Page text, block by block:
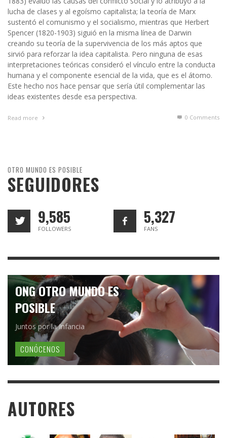
lucha de clases y al egoísmo capitalista; la teoría de Marx
sustentó el comunismo y el socialismo, mientras que Herbert
Spencer (1820-1903) siguió en la misma línea de Darwin
creando su teoría de la supervivencia de los más aptos que
sirvió para reforzar la idea capitalista. Pero ninguna de esas
interpretaciones teóricas consideró el vínculo entre la conducta
humana y el componente esencial de la vida, que es el átomo.
Este hecho nos hace pensar que sería útil complementar las
ideas existentes desde esa perspectiva.
Read more 0 Comments
OTRO MUNDO ES POSIBLE
SEGUIDORES
9,585
FOLLOWERS
5,327
FANS
ONG OTRO MUNDO ES
POSIBLE
Juntos por la Infancia
CONÓCENOS
AUTORES